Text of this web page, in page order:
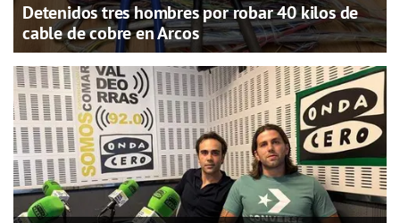
Detenidos tres hombres por robar 40 kilos de
cable de cobre en Arcos